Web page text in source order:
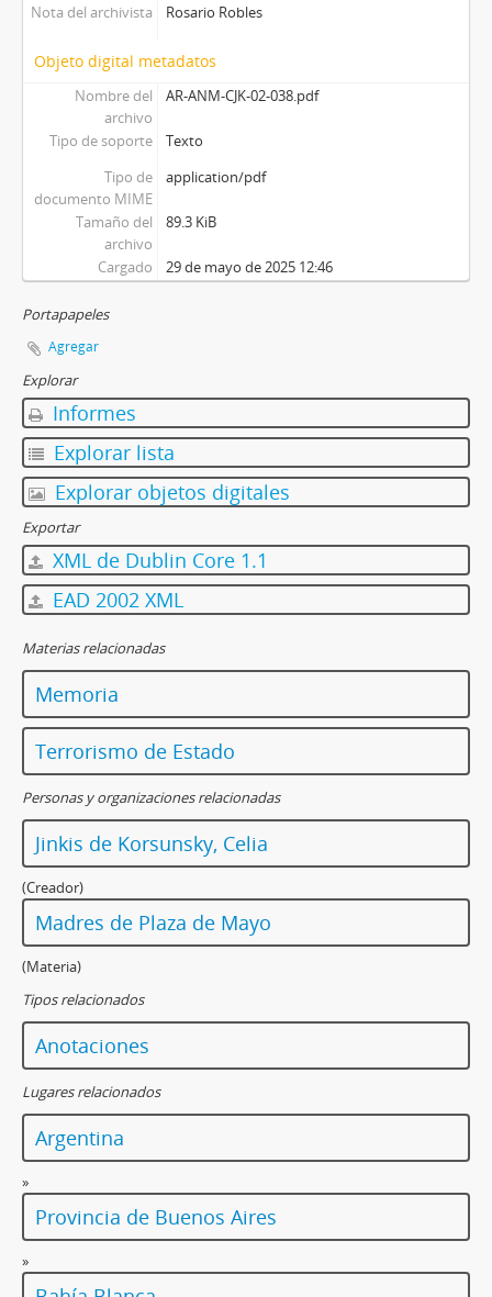
Nota del archivista Rosario Robles
Objeto digital metadatos
Nombre del
archivo
AR-ANM-CJK-02-038.pdf
Tipo de soporte
Texto
Tipo de
documento MIME
application/pdf
Tamaño del
archivo
89.3 KiB
Cargado 29 de mayo de 2025 12:46
Portapapeles
Agregar
Explorar
Informes
Explorar lista
Explorar objetos digitales
Exportar
XML de Dublin Core 1.1
EAD 2002 XML
Materias relacionadas
Memoria
Terrorismo de Estado
Personas y organizaciones relacionadas
Jinkis de Korsunsky, Celia
(Creador)
Madres de Plaza de Mayo
(Materia)
Tipos relacionados
Anotaciones
Lugares relacionados
Argentina
»
Provincia de Buenos Aires
»